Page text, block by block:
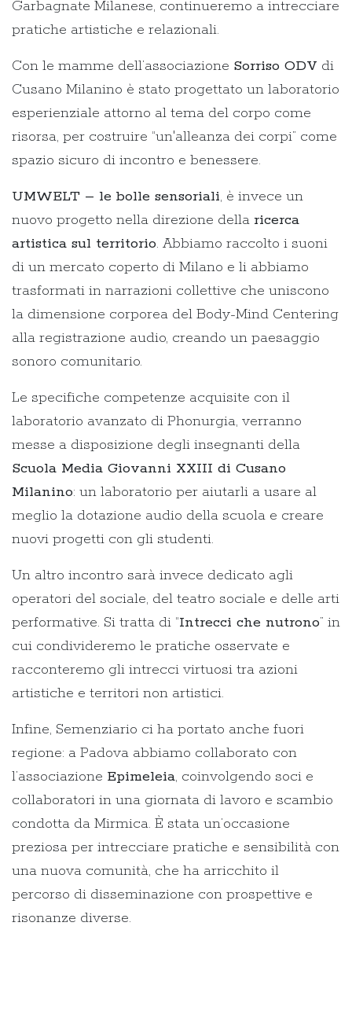
Garbagnate Milanese, continueremo a intrecciare
pratiche artistiche e relazionali.
Con le mamme dell’associazione Sorriso ODV di
Cusano Milanino è stato progettato un laboratorio
esperienziale attorno al tema del corpo come
risorsa, per costruire “un'alleanza dei corpi” come
spazio sicuro di incontro e benessere.
UMWELT – le bolle sensoriali, è invece un
nuovo progetto nella direzione della ricerca
artistica sul territorio. Abbiamo raccolto i suoni
di un mercato coperto di Milano e li abbiamo
trasformati in narrazioni collettive che uniscono
la dimensione corporea del Body-Mind Centering
alla registrazione audio, creando un paesaggio
sonoro comunitario.
Le specifiche competenze acquisite con il
laboratorio avanzato di Phonurgia, verranno
messe a disposizione degli insegnanti della
Scuola Media Giovanni XXIII di Cusano
Milanino: un laboratorio per aiutarli a usare al
meglio la dotazione audio della scuola e creare
nuovi progetti con gli studenti.
Un altro incontro sarà invece dedicato agli
operatori del sociale, del teatro sociale e delle arti
performative. Si tratta di “Intrecci che nutrono” in
cui condivideremo le pratiche osservate e
racconteremo gli intrecci virtuosi tra azioni
artistiche e territori non artistici.
Infine, Semenziario ci ha portato anche fuori
regione: a Padova abbiamo collaborato con
l’associazione Epimeleia, coinvolgendo soci e
collaboratori in una giornata di lavoro e scambio
condotta da Mirmica. È stata un’occasione
preziosa per intrecciare pratiche e sensibilità con
una nuova comunità, che ha arricchito il
percorso di disseminazione con prospettive e
risonanze diverse.